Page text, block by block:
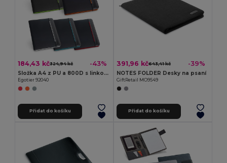
184,43 kč324,94 kč -43%
Složka A4 z PU a 800D s linkované stránky
Egotier 92040
Přidat do košíku
391,96 kč643,41 kč -39%
NOTES FOLDER Desky na psaní
GiftRetail MO9549
Přidat do košíku